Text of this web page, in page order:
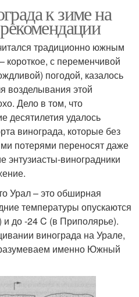
к зиме на
традиционно южным
короткое, с переменчивой
погодой, казалось
возделывания этой
Дело в том, что
десятилетия удалось
винограда, которые без
потерями переносят даже
энтузиасты-виноградники
Урал – это обширная
температуры опускаются
до -24 C (в Приполярье).
винограда на Урале,
именно Южный